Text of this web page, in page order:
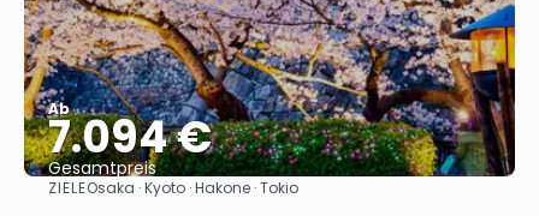
Ab
7.094 €
Gesamtpreis
Sehen
ZIELEOsaka · Kyoto · Hakone · Tokio